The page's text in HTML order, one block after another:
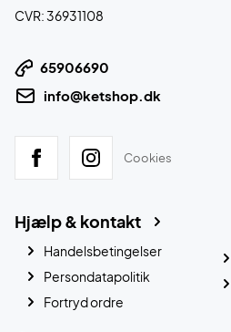
CVR: 36931108
65906690
info@ketshop.dk
Cookies
Hjælp & kontakt
Handelsbetingelser
Persondatapolitik
Fortryd ordre